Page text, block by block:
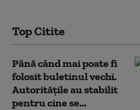
Top Citite
Până când mai poate fi
folosit buletinul vechi.
Autoritățile au stabilit
pentru cine se...